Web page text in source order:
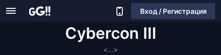
Вход / Регистрация
Cybercon III
<...>